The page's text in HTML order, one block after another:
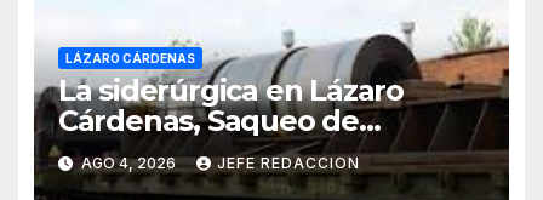
LÁZARO CÁRDENAS
La siderúrgica en Lázaro
Cárdenas, Saqueo de
Recursos Naturales a Cambio
de Miseria
AGO 4, 2026 JEFE REDACCION